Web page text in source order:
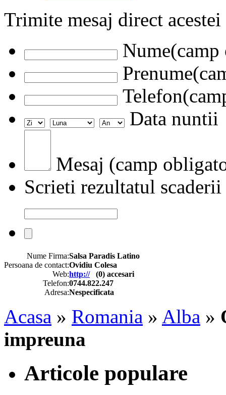
Trimite mesaj direct
Data nuntii
Mesaj (camp
Scrieti rezultatul scaderii
Nume Firma:Salsa Paradis Latino
Persoana de contact:Ovidiu Colesa
Web:http:// (0) accesari
Telefon:0744.822.247
Adresa:Nespecificata
Acasa » Romania » Alba »
impreuna
Articole populare